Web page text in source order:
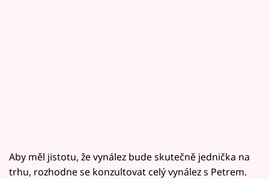
Aby měl jistotu, že vynález bude skutečně jednička na
trhu, rozhodne se konzultovat celý vynález s Petrem.